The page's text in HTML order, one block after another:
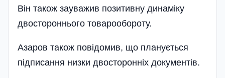
Він також зауважив позитивну динаміку
двостороннього товарообороту.
Азаров також повідомив, що планується
підписання низки двосторонніх документів.